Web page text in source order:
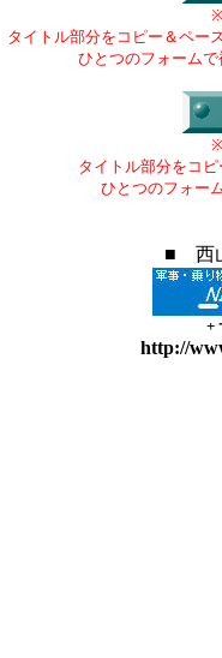
タイトル部分をコピー＆ペー
ひとつのフォーム
タイトル部分をコ
ひとつのフォー
■ 西
+
http://